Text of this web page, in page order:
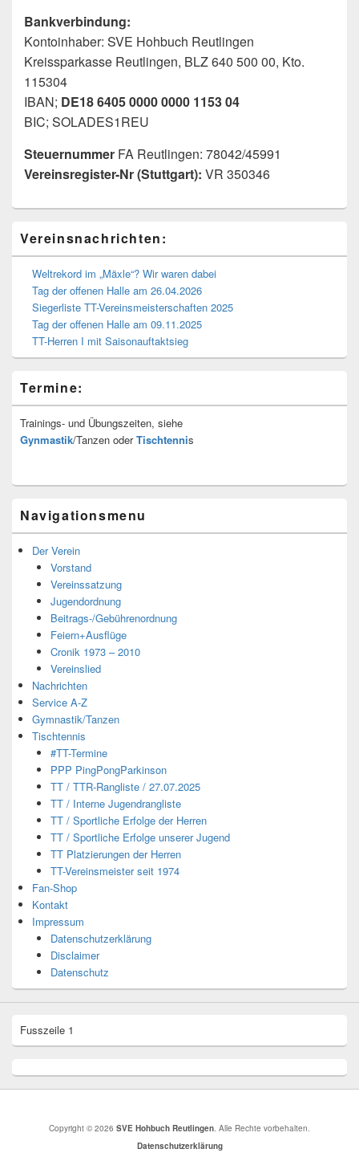
Bankverbindung:
Kontoinhaber: SVE Hohbuch Reutlingen
Kreissparkasse Reutlingen, BLZ 640 500 00, Kto.
115304
IBAN; DE18 6405 0000 0000 1153 04
BIC; SOLADES1REU
Steuernummer FA Reutlingen: 78042/45991
Vereinsregister-Nr (Stuttgart): VR 350346
Seitenleisten-
Widgetbereich
Vereinsnachrichten:
Weltrekord im „Mäxle“? Wir waren dabei
Tag der offenen Halle am 26.04.2026
Siegerliste TT-Vereinsmeisterschaften 2025
Tag der offenen Halle am 09.11.2025
TT-Herren I mit Saisonauftaktsieg
Termine:
Trainings- und Übungszeiten, siehe
Gynmastik/Tanzen oderTischtennis
Navigationsmenu
Der Verein
Vorstand
Vereinssatzung
Jugendordnung
Beitrags-/Gebührenordnung
Feiern+Ausflüge
Cronik 1973 – 2010
Vereinslied
Nachrichten
Service A-Z
Gymnastik/Tanzen
Tischtennis
#TT-Termine
PPP PingPongParkinson
TT / TTR-Rangliste / 27.07.2025
TT / Interne Jugendrangliste
TT / Sportliche Erfolge der Herren
TT / Sportliche Erfolge unserer Jugend
TT Platzierungen der Herren
TT-Vereinsmeister seit 1974
Fan-Shop
Kontakt
Impressum
Datenschutzerklärung
Disclaimer
Datenschutz
Fusszeile 1
Copyright © 2026 SVE Hohbuch Reutlingen. Alle Rechte vorbehalten.
Datenschutzerklärung